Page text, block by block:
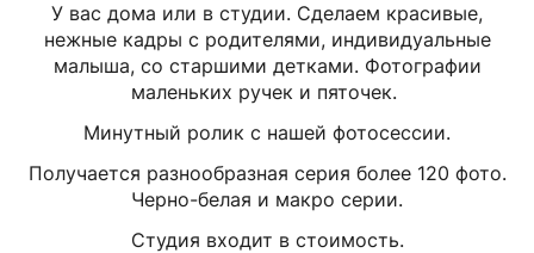
У вас дома или в студии. Сделаем красивые,
нежные кадры с родителями, индивидуальные
малыша, со старшими детками. Фотографии
маленьких ручек и пяточек.
Минутный ролик с нашей фотосессии.
Получается разнообразная серия более 120 фото.
Черно-белая и макро серии.
Студия входит в стоимость.